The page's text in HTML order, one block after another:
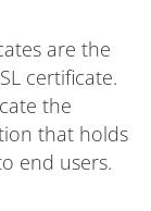
are the
certificate.
the
that holds
end users.